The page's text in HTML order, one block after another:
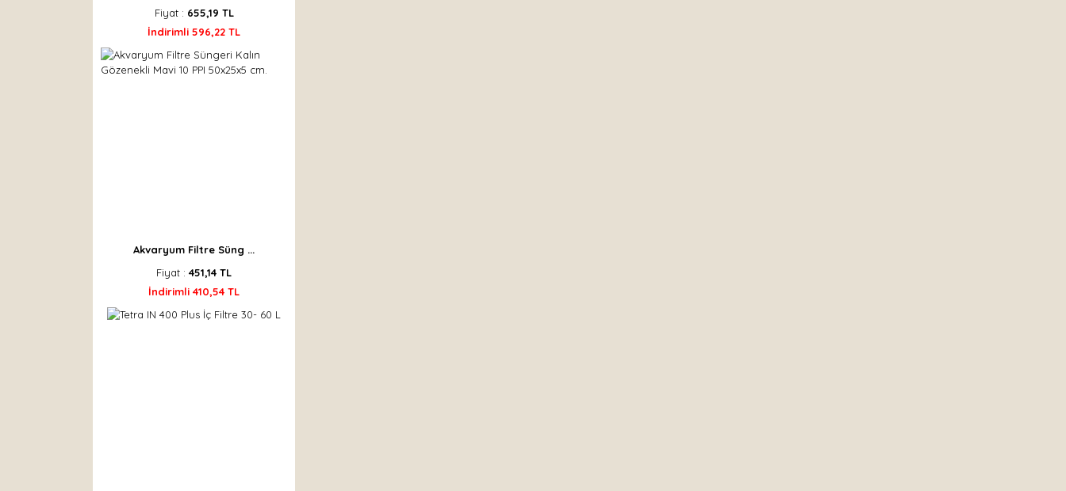
Fiyat : 655,19 TL
İndirimli 596,22 TL
Akvaryum Filtre Süng ...
Fiyat : 451,14 TL
İndirimli 410,54 TL